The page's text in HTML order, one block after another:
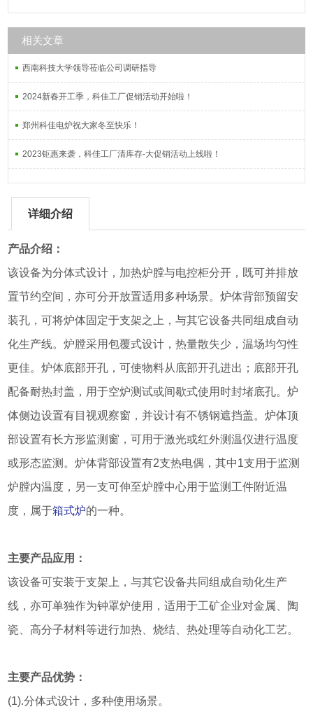
相关文章
西南科技大学领导莅临公司调研指导
2024新春开工季，科佳工厂促销活动开始啦！
郑州科佳电炉祝大家冬至快乐！
2023钜惠来袭，科佳工厂清库存-大促销活动上线啦！
详细介绍
产品介绍：
该设备为分体式设计，加热炉膛与电控柜分开，既可并排放
置节约空间，亦可分开放置适用多种场景。炉体背部预留安
装孔，可将炉体固定于支架之上，与其它设备共同组成自动
化生产线。炉膛采用包覆式设计，热量散失少，温场均匀性
更佳。炉体底部开孔，可使物料从底部开孔进出；底部开孔
配备耐热封盖，用于空炉测试或间歇式使用时封堵底孔。炉
体侧边设置有目视观察窗，并设计有不锈钢遮挡盖。炉体顶
部设置有长方形监测窗，可用于激光或红外测温仪进行温度
或形态监测。炉体背部设置有2支热电偶，其中1支用于监测
炉膛内温度，另一支可伸至炉膛中心用于监测工件附近温
度，属于箱式炉的一种。
主要产品应用：
该设备可安装于支架上，与其它设备共同组成自动化生产
线，亦可单独作为钟罩炉使用，适用于工矿企业对金属、陶
瓷、高分子材料等进行加热、烧结、热处理等自动化工艺。
主要产品优势：
(1).分体式设计，多种使用场景。